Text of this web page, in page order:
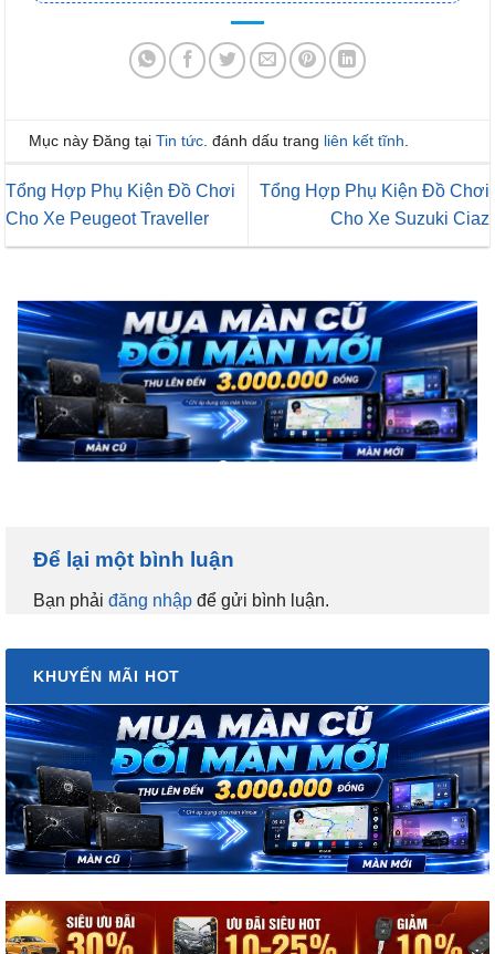
Mục này Đăng tại Tin tức . đánh dấu trang liên kết tĩnh
Tổng Hợp Phụ Kiện Đồ Chơi
Cho Xe Peugeot Traveller
Tổng Hợp Phụ Kiện Đồ Chơi
Cho Xe Suzuki Ciaz
Để lại một bình luận
Bạn phải đăng nhập để gửi bình luận.
KHUYẾN MÃI HOT